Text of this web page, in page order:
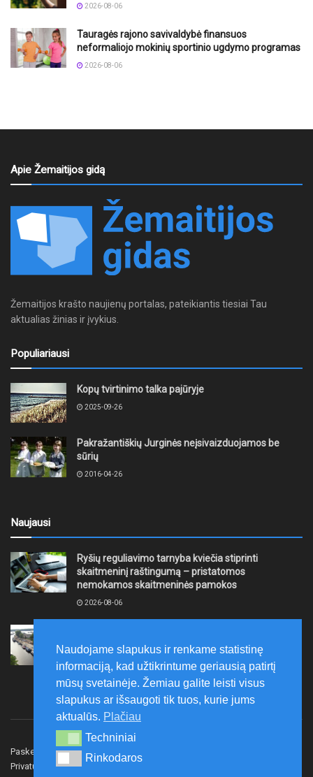
2026-08-06
Tauragės rajono savivaldybė finansuos
neformaliojo mokinių sportinio ugdymo programas
2026-08-06
Apie Žemaitijos gidą
Žemaitijos krašto naujienų portalas, pateikiantis tiesiai Tau
aktualias žinias ir įvykius.
Populiariausi
Kopų tvirtinimo talka pajūryje
2025-09-26
Pakražantiškių Jurginės neįsivaizduojamos be
sūrių
2016-04-26
Naujausi
Ryšių reguliavimo tarnyba kviečia stiprinti
skaitmeninį raštingumą – pristatomos
nemokamos skaitmeninės pamokos
2026-08-06
Klaipėdoje juda į priekį
2026-08-06
Paskelbk naujieną Rašyti redakcijai
Privatumo politika
Naudojame slapukus ir renkame statistinę
informaciją, kad užtikrintume geriausią patirtį
mūsų svetainėje. Žemiau galite leisti visus
slapukus ar išsaugoti tik tuos, kurie jums
aktualūs. Plačiau
Techniniai
Techniniai
Rinkodaros
Rinkodaros